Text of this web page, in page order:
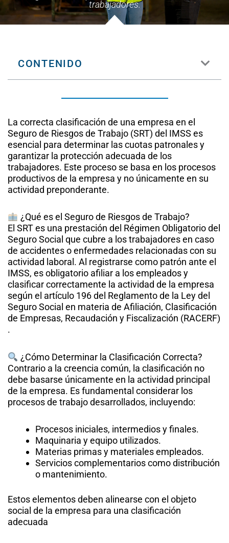
trabajadores.
CONTENIDO
La correcta clasificación de una empresa en el
Seguro de Riesgos de Trabajo (SRT) del IMSS es
esencial para determinar las cuotas patronales y
garantizar la protección adecuada de los
trabajadores. Este proceso se basa en los procesos
productivos de la empresa y no únicamente en su
actividad preponderante.​
¿Qué es el Seguro de Riesgos de Trabajo?
El SRT es una prestación del Régimen Obligatorio del
Seguro Social que cubre a los trabajadores en caso
de accidentes o enfermedades relacionadas con su
actividad laboral. Al registrarse como patrón ante el
IMSS, es obligatorio afiliar a los empleados y
clasificar correctamente la actividad de la empresa
según el artículo 196 del Reglamento de la Ley del
Seguro Social en materia de Afiliación, Clasificación
de Empresas, Recaudación y Fiscalización (RACERF)
.​
¿Cómo Determinar la Clasificación Correcta?
Contrario a la creencia común, la clasificación no
debe basarse únicamente en la actividad principal
de la empresa. Es fundamental considerar los
procesos de trabajo desarrollados, incluyendo:​
Procesos iniciales, intermedios y finales.
Maquinaria y equipo utilizados.
Materias primas y materiales empleados.
Servicios complementarios como distribución
o mantenimiento.​
Estos elementos deben alinearse con el objeto
social de la empresa para una clasificación
adecuada